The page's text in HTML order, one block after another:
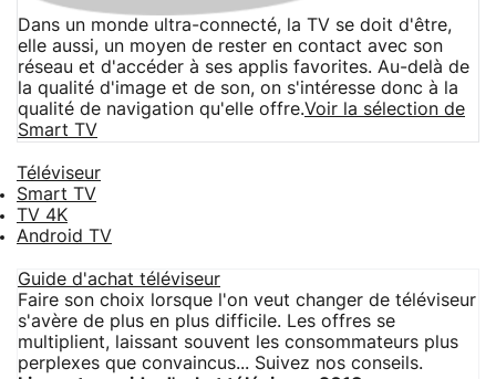
Dans un monde ultra-connecté, la TV se doit d'être,
elle aussi, un moyen de rester en contact avec son
réseau et d'accéder à ses applis favorites. Au-delà de
la qualité d'image et de son, on s'intéresse donc à la
qualité de navigation qu'elle offre.Voir la sélection de
Smart TV
Téléviseur
Smart TV
TV 4K
Android TV
Guide d'achat téléviseur
Faire son choix lorsque l'on veut changer de téléviseur
s'avère de plus en plus difficile. Les offres se
multiplient, laissant souvent les consommateurs plus
perplexes que convaincus... Suivez nos conseils.